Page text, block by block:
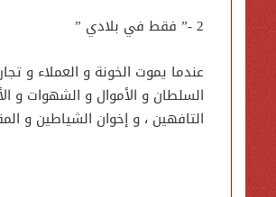
2 -” فقط في بلادي ”
عندما يموت الخونة و العملاء و
السلطان و الأموال و الشهوات و
التافهين ، و إخوان الشياطين و